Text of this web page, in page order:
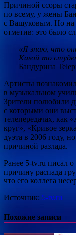
Причиной ссоры
по всему, у жены
с Вашуковым. Но на
отметив: это было
«Я знаю, что
Какой-то
Бандурина
Артисты
в музыкальном
Зрители полюбили
с которыми они
телепередачах,
круг», «Кривое
дуэта в 2006 году,
причиной разлада.
Ранее 5-tv.ru писал
причину распада
что его коллега
Источник: 5-tv.ru
Похожие записи